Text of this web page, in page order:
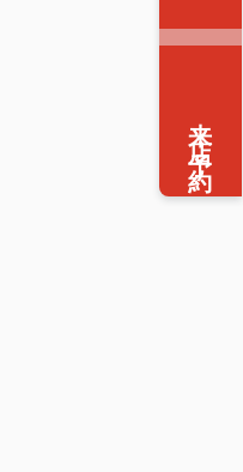
来店予約